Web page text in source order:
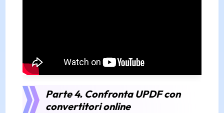
Parte 4. Confronta UPDF con
convertitori online